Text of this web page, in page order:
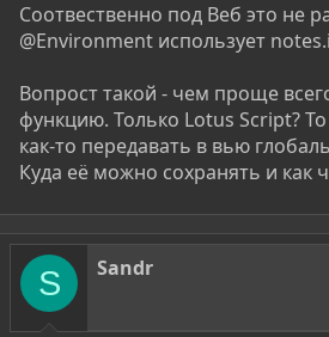
Соотвественно под Веб это не
@Environment использует
Вопрост такой - чем проще
функцию. Только Lotus Script?
как-то передавать в вью
Куда её можно сохранять и как
S Sandr